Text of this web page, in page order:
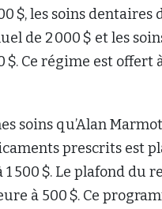
$, les soins dentaires
de 2 000 $ et les
Ce régime est offert
soins qu’Alan
prescrits est
500 $. Le plafond du
à 500 $. Ce